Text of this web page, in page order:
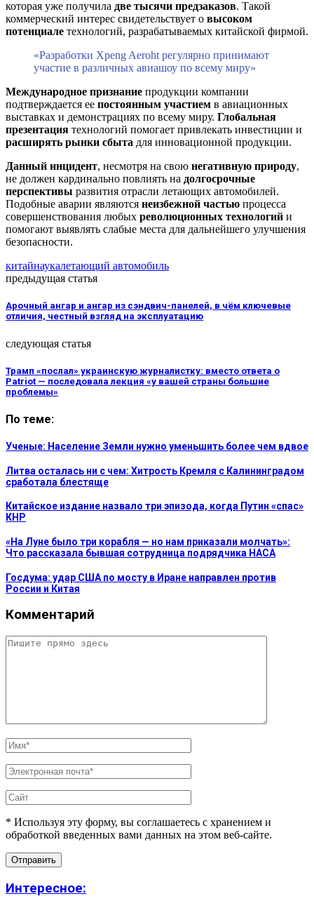
которая уже получила две тысячи предзаказов. Такой
коммерческий интерес свидетельствует о высоком
потенциале технологий, разрабатываемых китайской фирмой.
«Разработки Xpeng Aeroht регулярно принимают
участие в различных авиашоу по всему миру»
Международное признание продукции компании
подтверждается ее постоянным участием в авиационных
выставках и демонстрациях по всему миру. Глобальная
презентация технологий помогает привлекать инвестиции и
расширять рынки сбыта для инновационной продукции.
Данный инцидент, несмотря на свою негативную природу,
не должен кардинально повлиять на долгосрочные
перспективы развития отрасли летающих автомобилей.
Подобные аварии являются неизбежной частью процесса
совершенствования любых революционных технологий и
помогают выявлять слабые места для дальнейшего улучшения
безопасности.
китайнаукалетающий автомобиль
предыдущая статья
Арочный ангар и ангар из сэндвич-панелей, в чём ключевые
отличия, честный взгляд на эксплуатацию
следующая статья
Трамп «послал» украинскую журналистку: вместо ответа о
Patriot — последовала лекция «у вашей страны большие
проблемы»
По теме:
Ученые: Население Земли нужно уменьшить более чем вдвое
Литва осталась ни с чем: Хитрость Кремля с Калининградом
сработала блестяще
Китайское издание назвало три эпизода, когда Путин «спас»
КНР
«На Луне было три корабля — но нам приказали молчать»:
Что рассказала бывшая сотрудница подрядчика НАСА
Госдума: удар США по мосту в Иране направлен против
России и Китая
Комментарий
* Используя эту форму, вы соглашаетесь с хранением и
обработкой введенных вами данных на этом веб-сайте.
Интересное: